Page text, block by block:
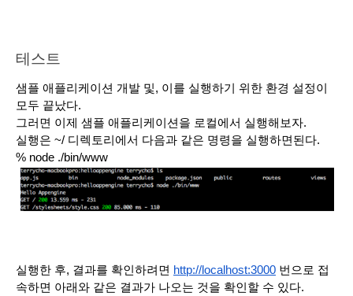
테스트
샘플 애플리케이션 개발 및, 이를 실행하기 위한 환경 설정이
모두 끝났다.
그러면 이제 샘플 애플리케이션을 로컬에서 실행해보자.
실행은 ~/ 디렉토리에서 다음과 같은 명령을 실행하면된다.
% node ./bin/www
실행한 후, 결과를 확인하려면 http://localhost:3000 번으로 접
속하면 아래와 같은 결과가 나오는 것을 확인할 수 있다.